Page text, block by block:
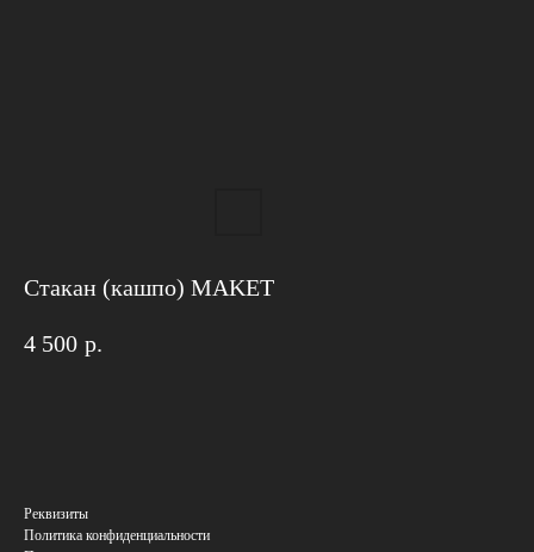
Стакан (кашпо) MAKET
4 500 р.
Реквизиты
Политика конфиденциальности